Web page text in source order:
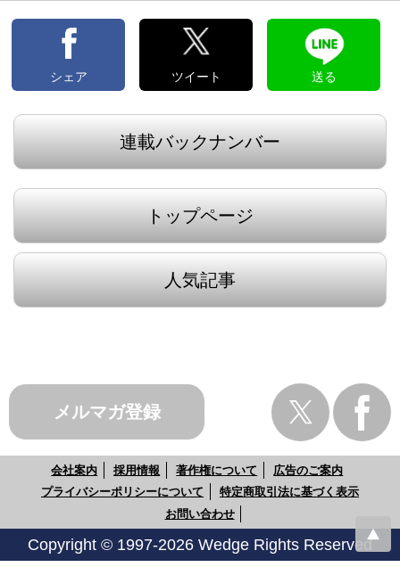
シェア ツイート 送る
連載バックナンバー
トップページ
人気記事
メルマガ登録
会社案内 採用情報 著作権について
広告のご案内
プライバシーポリシーについて
特定商取引法に基づく表示
お問い合わせ
Copyright © 1997-2026 Wedge Rights Reserved